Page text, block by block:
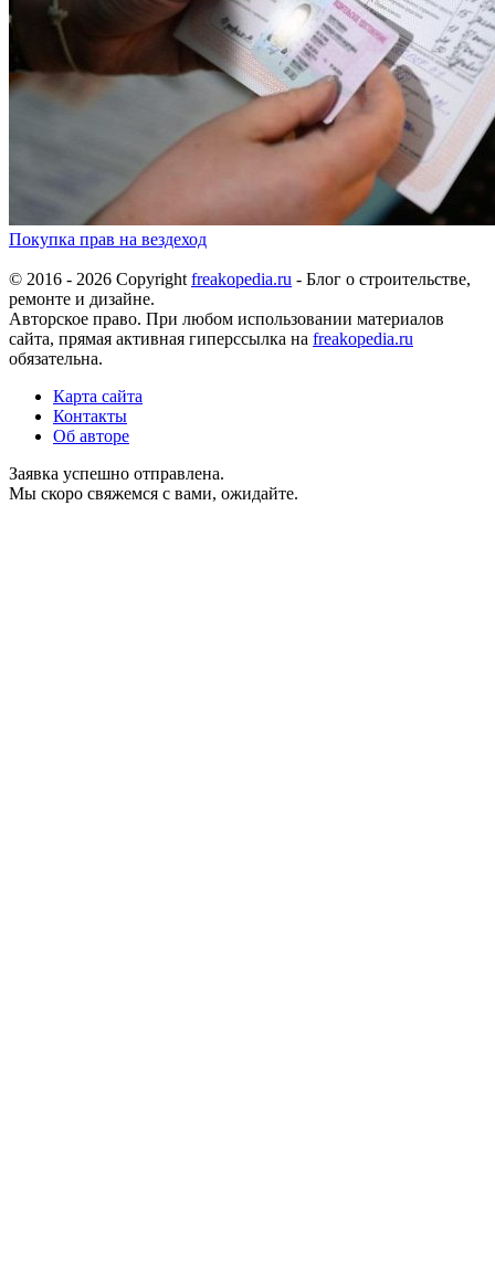
Покупка прав на вездеход
© 2016 - 2026 Copyright freakopedia.ru - Блог о строительстве,
ремонте и дизайне.
Авторское право. При любом использовании материалов
сайта, прямая активная гиперссылка на freakopedia.ru
обязательна.
Карта сайта
Контакты
Об авторе
Заявка успешно отправлена.
Мы скоро свяжемся с вами, ожидайте.